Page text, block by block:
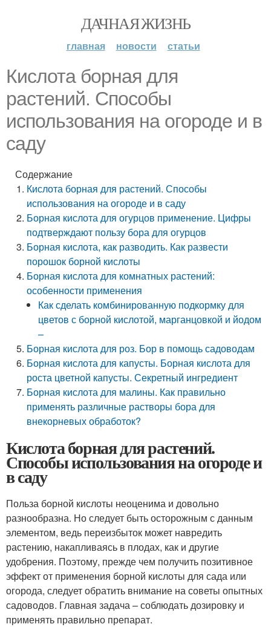
ДАЧНАЯ ЖИЗНЬ
главная новости статьи
Кислота борная для
растений. Способы
использования на огороде и в
саду
Содержание
Кислота борная для растений. Способы
использования на огороде и в саду
Борная кислота для огурцов применение. Цифры
подтверждают пользу бора для огурцов
Борная кислота, как разводить. Как развести
порошок борной кислоты
Борная кислота для комнатных растений:
особенности применения
Как сделать комбинированную подкормку для
цветов с борной кислотой, марганцовкой и йодом
–
Борная кислота для роз. Бор в помощь садоводам
Борная кислота для капусты. Борная кислота для
роста цветной капусты. Секретный ингредиент
Борная кислота для малины. Как правильно
применять различные растворы бора для
внекорневых обработок?
Кислота борная для растений.
Способы использования на огороде и
в саду
Польза борной кислоты неоценима и довольно
разнообразна. Но следует быть осторожным с данным
элементом, ведь переизбыток может навредить
растению, накапливаясь в плодах, как и другие
удобрения. Поэтому, прежде чем получить позитивное
эффект от применения борной кислоты для сада или
огорода, следует обратить внимание на советы опытных
садоводов. Главная задача – соблюдать дозировку и
применять правильно препарат.